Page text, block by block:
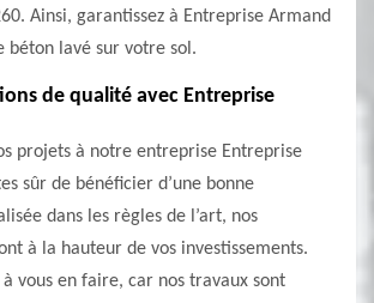
Ainsi, garantissez à Entreprise Armand
béton lavé sur votre sol.
de qualité avec Entreprise
projets à notre entreprise Entreprise
sûr de bénéficier d’une bonne
dans les règles de l’art, nos
à la hauteur de vos investissements.
à vous en faire, car nos travaux sont